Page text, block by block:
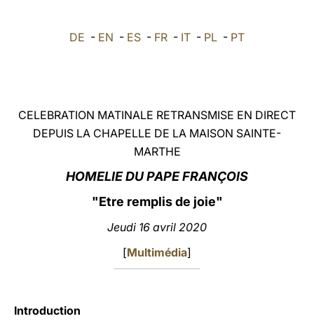
中文
DE - EN - ES - FR - IT - PL - PT
CELEBRATION MATINALE RETRANSMISE EN DIRECT
DEPUIS LA CHAPELLE DE LA MAISON SAINTE-
MARTHE
HOMELIE DU PAPE FRANÇOIS
"Etre remplis de joie"
Jeudi 16 avril 2020
[Multimédia]
Introduction